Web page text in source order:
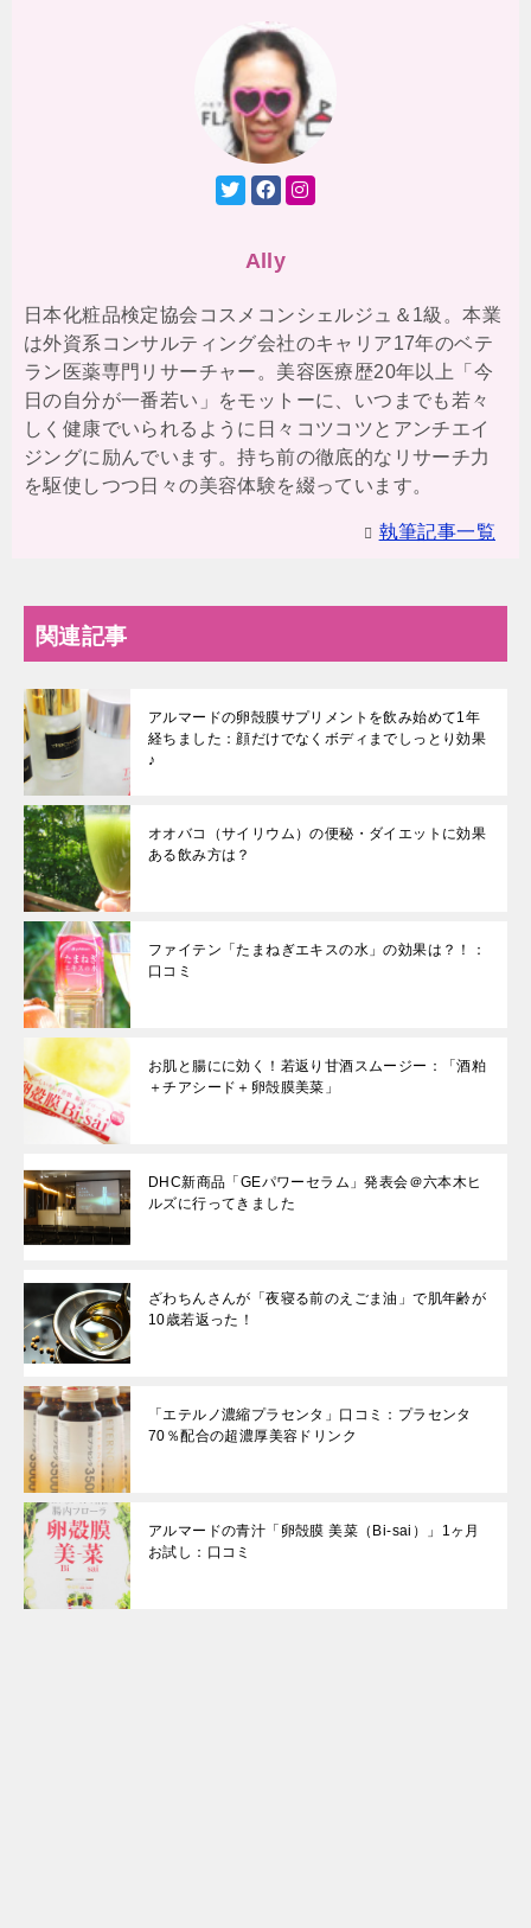
Ally
日本化粧品検定協会コスメコンシェルジュ＆1級。本業
は外資系コンサルティング会社のキャリア17年のベテ
ラン医薬専門リサーチャー。美容医療歴20年以上「今
日の自分が一番若い」をモットーに、いつまでも若々
しく健康でいられるように日々コツコツとアンチエイ
ジングに励んでいます。持ち前の徹底的なリサーチ力
を駆使しつつ日々の美容体験を綴っています。
執筆記事一覧
関連記事
アルマードの卵殻膜サプリメントを飲み始めて1年
経ちました：顔だけでなくボディまでしっとり効果
♪
オオバコ（サイリウム）の便秘・ダイエットに効果
ある飲み方は？
ファイテン「たまねぎエキスの水」の効果は？！：
口コミ
お肌と腸にに効く！若返り甘酒スムージー：「酒粕
＋チアシード＋卵殻膜美菜」
DHC新商品「GEパワーセラム」発表会＠六本木ヒ
ルズに行ってきました
ざわちんさんが「夜寝る前のえごま油」で肌年齢が
10歳若返った！
「エテルノ濃縮プラセンタ」口コミ：プラセンタ
70％配合の超濃厚美容ドリンク
アルマードの青汁「卵殻膜 美菜（Bi-sai）」1ヶ月
お試し：口コミ